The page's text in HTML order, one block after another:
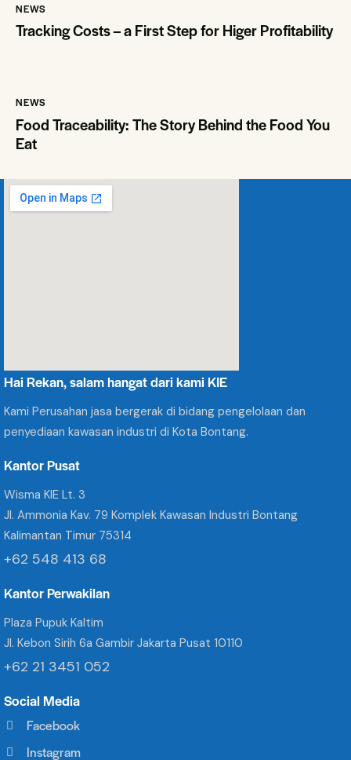
NEWS
Tracking Costs – a First Step for Higer Profitability
NEWS
Food Traceability: The Story Behind the Food You
Eat
Hai Rekan, salam hangat dari kami KIE
Kami Perusahan jasa bergerak di bidang pengelolaan dan
penyediaan kawasan industri di Kota Bontang.
Kantor Pusat
Wisma KIE Lt. 3
Jl. Ammonia Kav. 79 Komplek Kawasan Industri Bontang
Kalimantan Timur 75314
+62 548 413 68
Kantor Perwakilan
Plaza Pupuk Kaltim
Jl. Kebon Sirih 6a Gambir Jakarta Pusat 10110
+62 21 3451 052
Social Media
Facebook
Instagram